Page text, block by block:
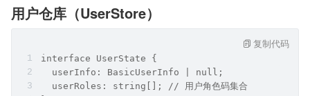
用户仓库（UserStore）
interface UserState {
  userInfo: BasicUserInfo | null;
  userRoles: string[]; // 用户角色码集合
复制代码